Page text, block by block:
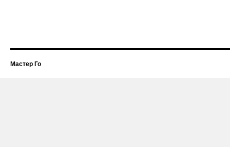
Мастер Го